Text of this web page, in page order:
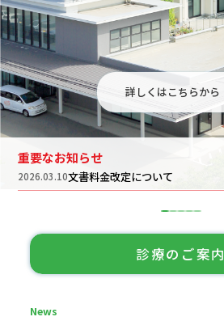
詳しくはこちらから
重要なお知らせ
2026.03.10文書料金改定について
診療のご案内
News